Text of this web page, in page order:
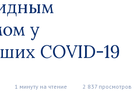
у
COVID-19
1 минуту на чтение 2 837 просмотров